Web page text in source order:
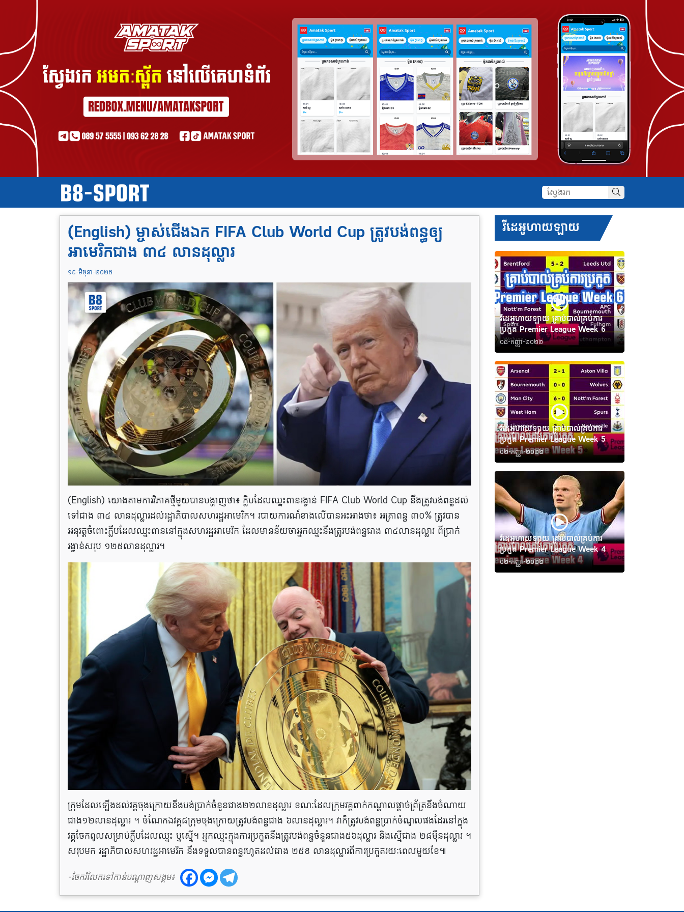
(English) ម្ចាស់ជើងឯក FIFA Club World Cup ត្រូវបង់ពន្ធឲ្យ
អាមេរិកជាង ៣៤ លានដុល្លារ
១៩-មិថុនា-២០២៥
(English) យោងតាមការ​វិភាគ​ថ្មី​មួយបានបង្ហាញ​ថា៖ ក្លិបដែលឈ្នះពានរង្វាន់ FIFA Club World Cup នឹង​ត្រូវ​បង់​ពន្ធ​ដល់​
ទៅជាង ៣៤ លាន​ដុល្លារដល់​រដ្ឋាភិបាល​សហរដ្ឋ​អាមេរិក។ របាយការណ៍ខាងលើបានអះអាងថា៖ អត្រាពន្ធ ៣០% ត្រូវបាន
អនុវត្តចំពោះក្លឹបដែលឈ្នះពាននៅក្នុងសហរដ្ឋអាមេរិក ដែលមានន័យថាអ្នកឈ្នះនឹងត្រូវបង់ពន្ធជាង ៣៤លានដុល្លារ ពីប្រាក់
រង្វាន់សរុប ១២៥លានដុល្លារ។
ក្រុមដែលឡើងដល់វគ្គចុងក្រោយនឹងបង់ប្រាក់ចំនួនជាង២២លានដុល្លារ ខណៈដែលក្រុមវគ្គពាក់កណ្តាលផ្តាច់ព្រ័ត្រនឹងចំណាយ
ជាង១២លានដុល្លារ ។ ចំណែកឯវគ្គ​៨ក្រុមចុងក្រោយ​ត្រូវបង់​ពន្ធ​​ជាង ៦លានដុល្លារ។ វាក៏ត្រូវបង់ពន្ធប្រាក់ចំណូលផងដែរនៅក្នុង
វគ្គចែកពូលសម្រាប់ក្លឹបដែលឈ្នះ ឬស្មើ។ អ្នកឈ្នះក្នុងការប្រកួតនឹងត្រូវបង់ពន្ធចំនួនជាង៥៦ដុល្លារ និងស្មើជាង ២៨ម៉ឺនដុល្លារ ។
សរុបមក រដ្ឋាភិបាលសហរដ្ឋអាមេរិក នឹងទទួលបានពន្ធរហូតដល់ជាង ២៥៩ លានដុល្លារពីការប្រកួតរយៈពេលមួយខែ៕
-ចែករំលែកទៅកាន់បណ្តាញសង្គម៖
វីដេអូហាយឡាយ
វីដេអូហាយឡាយ គ្រាប់បាល់គ្រប់ការ
ប្រកួត Premier League Week 6
០៨-កញ្ញា-២០២២
វីដេអូហាយឡាយ គ្រាប់បាល់គ្រប់ការ
ប្រកួត Premier League Week 5
០២-កញ្ញា-២០២២
វីដេអូហាយឡាយ គ្រាប់បាល់គ្រប់ការ
ប្រកួត Premier League Week 4
០២-កញ្ញា-២០២២